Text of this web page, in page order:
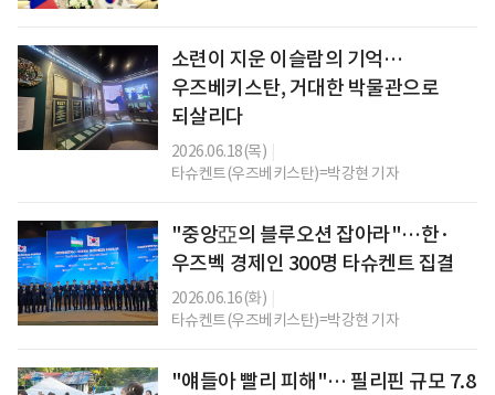
소련이 지운 이슬람의 기억…
우즈베키스탄, 거대한 박물관으로
되살리다
2026.06.18(목)
타슈켄트(우즈베키스탄)=박강현 기자
"중앙亞의 블루오션 잡아라"…한·
우즈벡 경제인 300명 타슈켄트 집결
2026.06.16(화)
타슈켄트(우즈베키스탄)=박강현 기자
"얘들아 빨리 피해"… 필리핀 규모 7.8